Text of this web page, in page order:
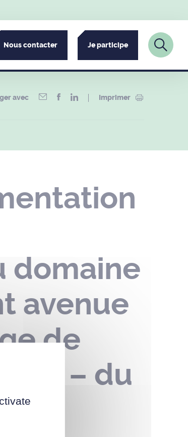
Nous contacter Je participe
avec Imprimer
domaine
avenue
de
– du